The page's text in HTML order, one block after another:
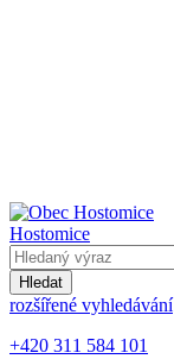
Hostomice
Hledat
rozšířené vyhledávání
+420 311 584 101